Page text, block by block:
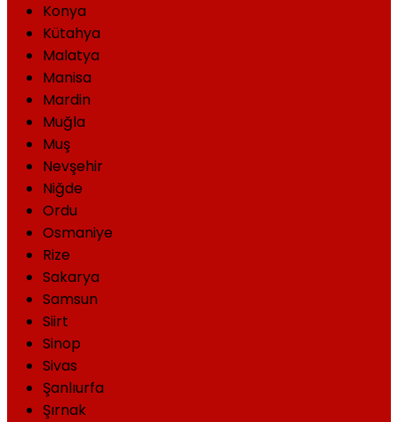
Konya
Kütahya
Malatya
Manisa
Mardin
Muğla
Muş
Nevşehir
Niğde
Ordu
Osmaniye
Rize
Sakarya
Samsun
Siirt
Sinop
Sivas
Şanlıurfa
Şırnak